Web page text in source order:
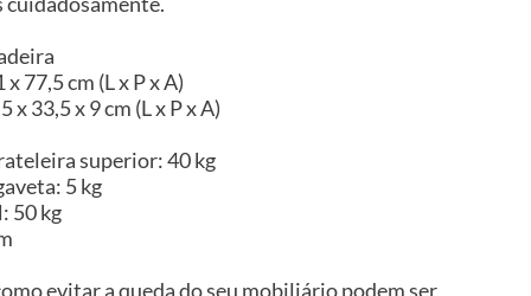
77,5 cm (L x P x A)
33,5 x 9 cm (L x P x A)
superior: 40 kg
5 kg
50 kg
evitar a queda do seu mobiliário podem ser